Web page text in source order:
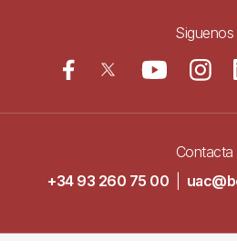
Siguenos
Contacta
+34 93 260 75 00